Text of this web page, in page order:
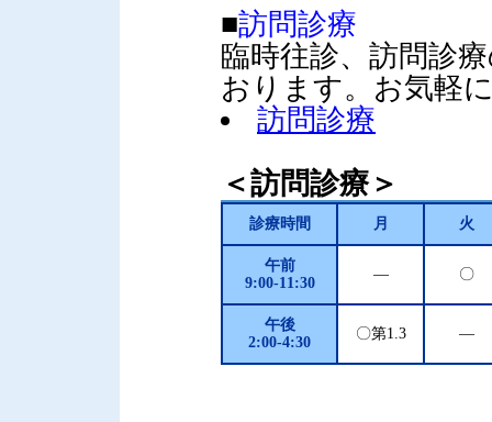
■訪問診療
臨時往診、訪問診
おります。お気軽
訪問診療
＜訪問診療＞
診療時間 月 火
午前
9:00-11:30
― 〇
午後
2:00-4:30
〇第1.3 ―